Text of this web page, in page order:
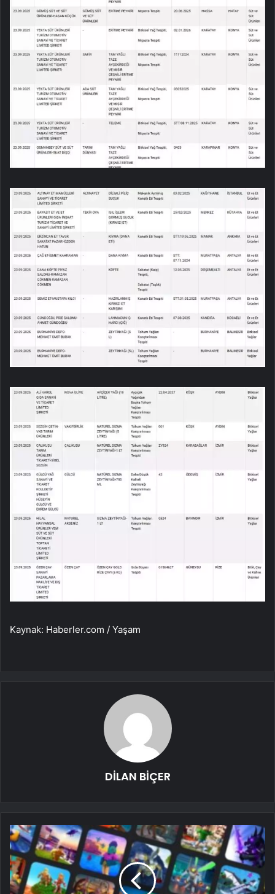
Kaynak: Haberler.com / Yaşam
DİLAN BİÇER